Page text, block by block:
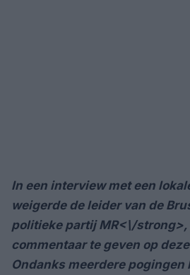
In een interview met een
weigerde de leider van de
politieke partijMR<\/strong>,
commentaar te geven op
Ondanks meerdere pogingen